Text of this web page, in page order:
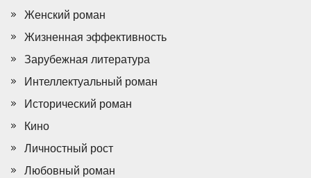
Женский роман
Жизненная эффективность
Зарубежная литература
Интеллектуальный роман
Исторический роман
Кино
Личностный рост
Любовный роман